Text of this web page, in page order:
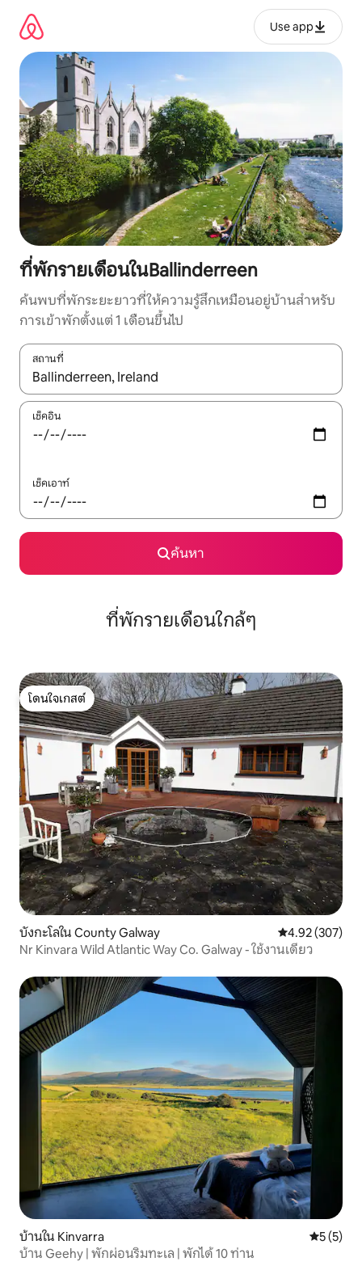
เนื้อหา
Use app
ที่พักรายเดือนในBallinderreen
ค้นพบที่พักระยะยาวที่ให้ความรู้สึกเหมือนอยู่บ้านสำหรับ
การเข้าพักตั้งแต่ 1 เดือนขึ้นไป
สถานที่
ใช้ลูกศรขึ้นลง หรือใช้การสัมผัสหรือปัด เพื่อสำรวจผลการค้นหา
เช็คอิน
เช็คเอาท์
ค้นหา
ที่พักรายเดือนใกล้ๆ
โดนใจเกสต์
โดนใจเกสต์
บังกะโลใน County Galway คะแนนเฉลี่ย
4.92 (307)
Nr Kinvara Wild Atlantic Way Co. Galway - ใช้งานเดี่ยว
บ้านใน Kinvarra คะแนนเฉ
5 (5)
บ้าน Geehy | พักผ่อนริมทะเล | พักได้ 10 ท่าน